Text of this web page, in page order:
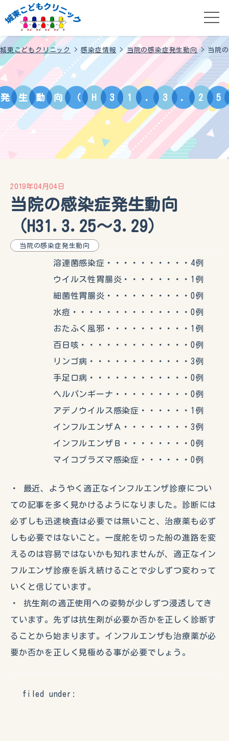
城東こどもクリニック >感染症情報 > 当院の感染症発生動向> 当院
発 生 動 向 （ H 3 1 . 3 . 2 5
2019年04月04日
当院の感染症発生動向
（H31.3.25～3.29）
当院の感染症発生動向
溶連菌感染症・・・・・・・・・・4例
ウイルス性胃腸炎・・・・・・・・1例
細菌性胃腸炎・・・・・・・・・・0例
水痘・・・・・・・・・・・・・・0例
おたふく風邪・・・・・・・・・・1例
百日咳・・・・・・・・・・・・・0例
リンゴ病・・・・・・・・・・・・3例
手足口病・・・・・・・・・・・・0例
ヘルパンギーナ・・・・・・・・・0例
アデノウイルス感染症・・・・・・1例
インフルエンザＡ・・・・・・・・3例
インフルエンザＢ・・・・・・・・0例
マイコプラズマ感染症・・・・・・0例
・ 最近、ようやく適正なインフルエンザ診療につい
ての記事を多く見かけるようになりました。診断には
必ずしも迅速検査は必要では無いこと、治療薬も必ず
しも必要ではないこと。一度舵を切った船の進路を変
えるのは容易ではないかも知れませんが、適正なイン
フルエンザ診療を訴え続けることで少しずつ変わって
いくと信じています。
・ 抗生剤の適正使用への姿勢が少しずつ浸透してき
ています。先ずは抗生剤が必要か否かを正しく診断す
ることから始まります。インフルエンザも治療薬が必
要か否かを正しく見極める事が必要でしょう。
filed under: